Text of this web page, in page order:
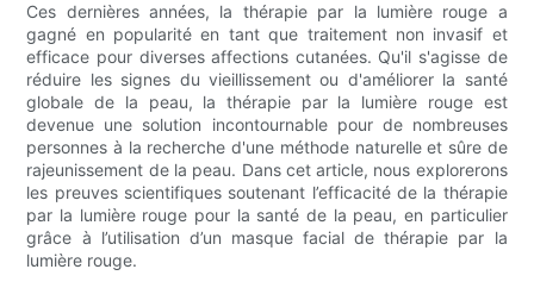
Ces dernières années, la thérapie par la lumière rouge a
gagné en popularité en tant que traitement non invasif et
efficace pour diverses affections cutanées. Qu'il s'agisse de
réduire les signes du vieillissement ou d'améliorer la santé
globale de la peau, la thérapie par la lumière rouge est
devenue une solution incontournable pour de nombreuses
personnes à la recherche d'une méthode naturelle et sûre de
rajeunissement de la peau. Dans cet article, nous explorerons
les preuves scientifiques soutenant l’efficacité de la thérapie
par la lumière rouge pour la santé de la peau, en particulier
grâce à l’utilisation d’un masque facial de thérapie par la
lumière rouge.